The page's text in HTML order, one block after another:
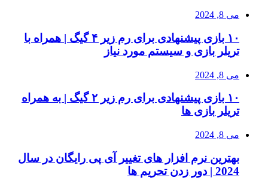
می 8, 2024
۱۰ بازی پیشنهادی برای رم زیر ۴ گیگ | همراه با
تریلر بازی و سیستم مورد نیاز
می 8, 2024
۱۰ بازی پیشنهادی برای رم زیر ۲ گیگ | به همراه
تریلر بازی ها
می 8, 2024
بهترین نرم افزار های تغییر آی پی رایگان در سال
2024 | دور زدن تحریم ها